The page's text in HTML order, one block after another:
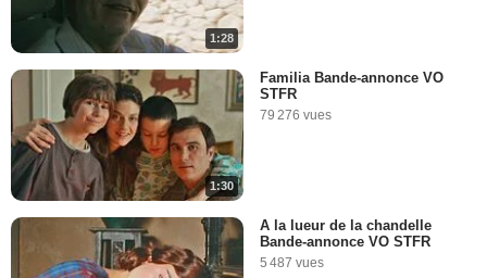
1:28
1:30
Familia Bande-annonce VO
STFR
79 276 vues
A la lueur de la chandelle
Bande-annonce VO STFR
5 487 vues